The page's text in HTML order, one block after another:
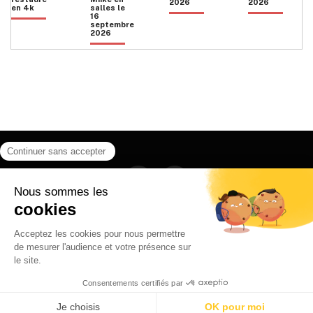
en 4k
salles le
16
septembre
2026
Instagram
CONTACT
POLITIQUE DE CONFIDENTIALITÉ
© 2026 Ilyfunet communication